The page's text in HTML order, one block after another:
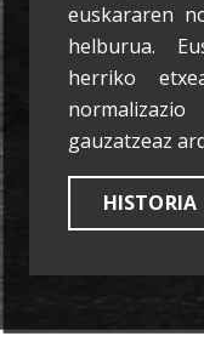
euskararen
helburua.
herriko
gauzatzeaz
HISTORIA